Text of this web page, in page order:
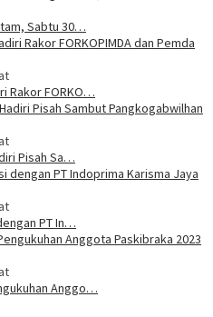
Sabtu 30…
Rakor FORKO…
Pisah Sa…
PT In…
Anggo…